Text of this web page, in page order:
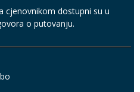
cjenovnikom dostupni su u
o putovanju.